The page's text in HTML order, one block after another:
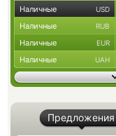
Наличные USD
Наличные RUB
Наличные EUR
Наличные UAH
Предложения